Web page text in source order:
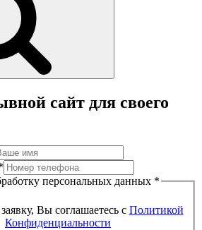
сайт для своего
персональных данных *
Вы соглашаетесь с Политикой
Конфиденциальности